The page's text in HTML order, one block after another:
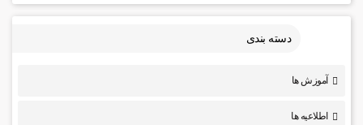
دسته بندی
آموزش ها
اطلاعیه ها